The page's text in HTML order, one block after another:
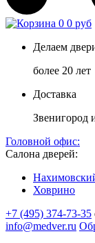
0 0 руб
Делаем
более 20 лет
Доставка
Головной офис:
Салона дверей:
Ховрино
+7 (495) 374-73-35
info@medver.ru